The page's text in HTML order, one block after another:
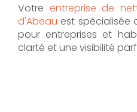
Votre entreprise de
d'Abeau est spécialisée
pour entreprises et
clarté et une visibilité